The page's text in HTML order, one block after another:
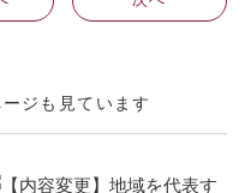
ジも見ています